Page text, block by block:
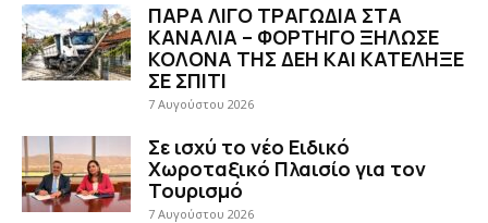
ΠΑΡΑ ΛΙΓΟ ΤΡΑΓΩΔΙΑ ΣΤΑ
ΚΑΝΑΛΙΑ – ΦΟΡΤΗΓΟ ΞΗΛΩΣΕ
ΚΟΛΟΝΑ ΤΗΣ ΔΕΗ ΚΑΙ ΚΑΤΕΛΗΞΕ
ΣΕ ΣΠΙΤΙ
7 Αυγούστου 2026
Σε ισχύ το νέο Ειδικό
Χωροταξικό Πλαισίο για τον
Τουρισμό
7 Αυγούστου 2026